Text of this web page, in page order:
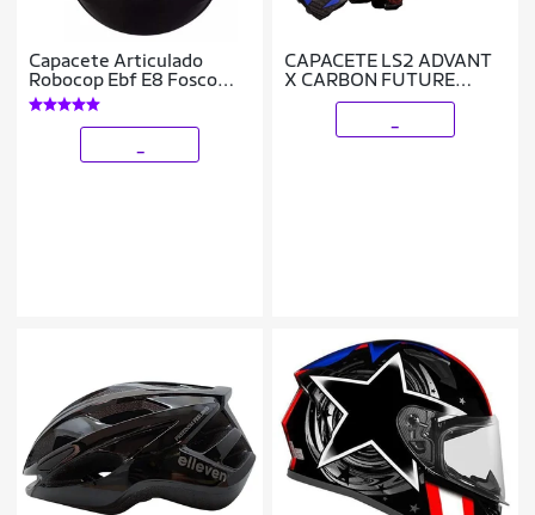
Capacete Articulado
Robocop Ebf E8 Fosco
Cor:;Tamanho:58;Gênero:Unissex
CAPACETE LS2 ADVANT
X CARBON FUTURE
PRETO